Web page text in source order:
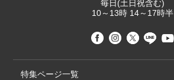
毎日(土日祝含む)
10～13時 14～17時半
特集ページ一覧